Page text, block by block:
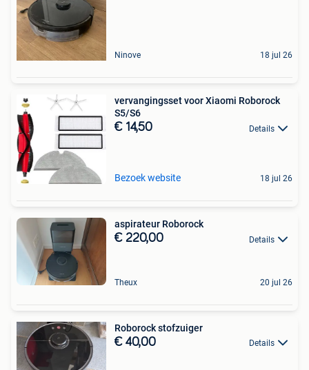
Ninove 18 jul 26
vervangingsset voor Xiaomi Roborock
S5/S6
€ 14,50 Details
Bezoek website 18 jul 26
aspirateur Roborock
€ 220,00 Details
Theux 20 jul 26
Roborock stofzuiger
€ 40,00 Details